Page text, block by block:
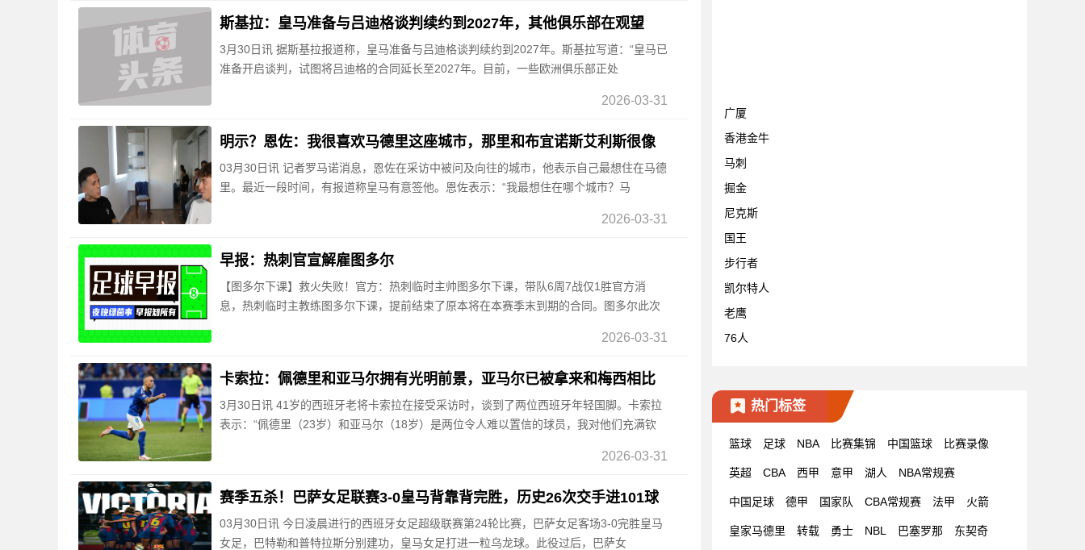
斯基拉：皇马准备与吕迪格谈判续约到2027年，其他俱乐部在观望
3月30日讯 据斯基拉报道称，皇马准备与吕迪格谈判续约到2027年。斯基拉写道：“皇马已
准备开启谈判，试图将吕迪格的合同延长至2027年。目前，一些欧洲俱乐部正处
2026-03-31
明示？恩佐：我很喜欢马德里这座城市，那里和布宜诺斯艾利斯很像
03月30日讯 记者罗马诺消息，恩佐在采访中被问及向往的城市，他表示自己最想住在马德
里。最近一段时间，有报道称皇马有意签他。恩佐表示：“我最想住在哪个城市？马
2026-03-31
早报：热刺官宣解雇图多尔
【图多尔下课】救火失败！官方：热刺临时主帅图多尔下课，带队6周7战仅1胜官方消
息，热刺临时主教练图多尔下课，提前结束了原本将在本赛季末到期的合同。图多尔此次
2026-03-31
卡索拉：佩德里和亚马尔拥有光明前景，亚马尔已被拿来和梅西相比
3月30日讯 41岁的西班牙老将卡索拉在接受采访时，谈到了两位西班牙年轻国脚。卡索拉
表示：“佩德里（23岁）和亚马尔（18岁）是两位令人难以置信的球员，我对他们充满钦
2026-03-31
赛季五杀！巴萨女足联赛3-0皇马背靠背完胜，历史26次交手进101球
03月30日讯 今日凌晨进行的西班牙女足超级联赛第24轮比赛，巴萨女足客场3-0完胜皇马
女足，巴特勒和普特拉斯分别建功，皇马女足打进一粒乌龙球。此役过后，巴萨女
广厦
香港金牛
马刺
掘金
尼克斯
国王
步行者
凯尔特人
老鹰
76人
热门标签
篮球 足球 NBA 比赛集锦 中国篮球 比赛录像
英超 CBA 西甲 意甲 湖人 NBA常规赛
中国足球 德甲 国家队 CBA常规赛 法甲 火箭
皇家马德里 转载 勇士 NBL 巴塞罗那 东契奇